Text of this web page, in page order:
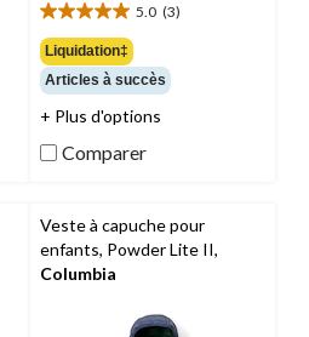
19,99 $
5.0 (3)
5.0
étoile(s)
sur
5.
3
Liquidation‡
Articles à succès
+ Plus d'options
Comparer
Veste à capuche pour
enfants, Powder Lite II,
Columbia